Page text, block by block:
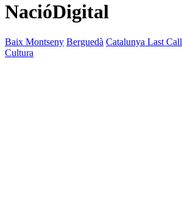
NacióDigital
Baix Montseny Berguedà Catalunya Last Call
Cultura